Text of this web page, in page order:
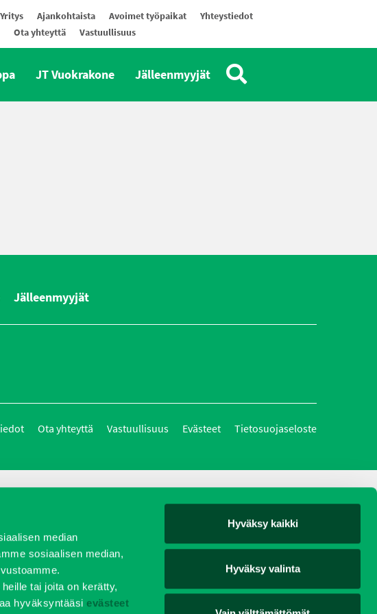
median
sosiaalisen median,
tai joita on kerätty,
hyväksyntääsi evästeet
Hyväksy kaikki
Hyväksy valinta
Yritys Ajankohtaista Avoimet työpaikat
Yhteystiedot
Ota yhteyttä
Vastuullisuus
JT Vuokrakone Jälleenmyyjät
Jälleenmyyjät
Ota yhteyttä Vastuullisuus Evästeet Tietosuojaseloste